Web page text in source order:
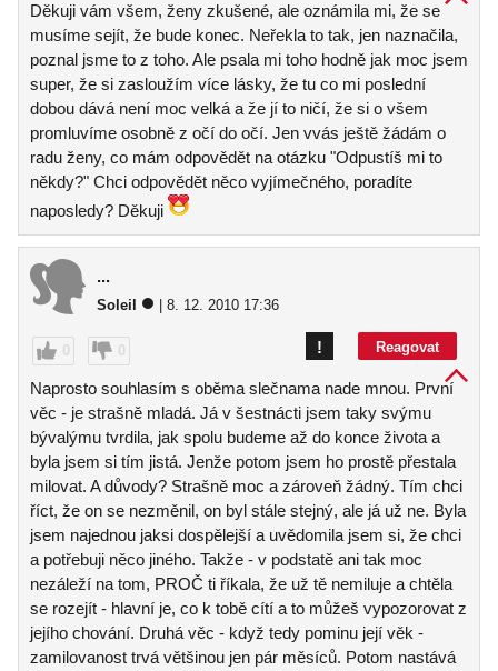
Děkuji vám všem, ženy zkušené, ale oznámila mi, že se
musíme sejít, že bude konec. Neřekla to tak, jen naznačila,
poznal jsme to z toho. Ale psala mi toho hodně jak moc jsem
super, že si zasloužím více lásky, že tu co mi poslední
dobou dává není moc velká a že jí to ničí, že si o všem
promluvíme osobně z očí do očí. Jen vvás ještě žádám o
radu ženy, co mám odpovědět na otázku "Odpustíš mi to
někdy?" Chci odpovědět něco vyjímečného, poradíte
naposledy? Děkuji
...
Soleil | 8. 12. 2010 17:36
0 0 Reagovat
!
Naprosto souhlasím s oběma slečnama nade mnou. První
věc - je strašně mladá. Já v šestnácti jsem taky svýmu
bývalýmu tvrdila, jak spolu budeme až do konce života a
byla jsem si tím jistá. Jenže potom jsem ho prostě přestala
milovat. A důvody? Strašně moc a zároveň žádný. Tím chci
říct, že on se nezměnil, on byl stále stejný, ale já už ne. Byla
jsem najednou jaksi dospělejší a uvědomila jsem si, že chci
a potřebuji něco jiného. Takže - v podstatě ani tak moc
nezáleží na tom, PROČ ti říkala, že už tě nemiluje a chtěla
se rozejít - hlavní je, co k tobě cítí a to můžeš vypozorovat z
jejího chování. Druhá věc - když tedy pominu její věk -
zamilovanost trvá většinou jen pár měsíců. Potom nastává